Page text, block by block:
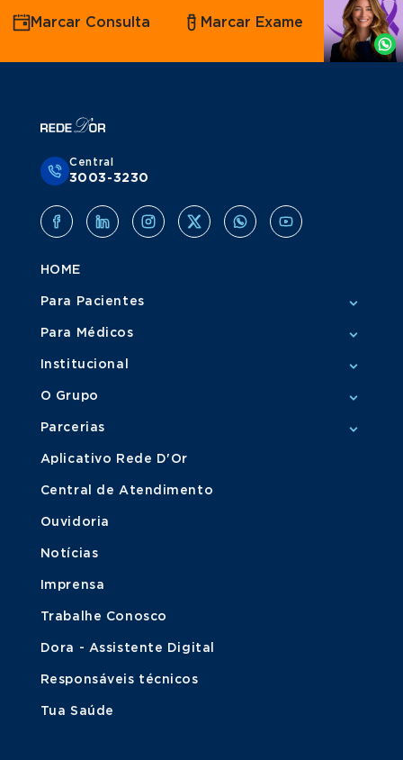
Agende
por
Whatsapp
Marcar Consulta Marcar Exame
Central
3003-3230
HOME
Para Pacientes
Para Médicos
Institucional
O Grupo
Parcerias
Aplicativo Rede D'Or
Central de Atendimento
Ouvidoria
Notícias
Imprensa
Trabalhe Conosco
Dora - Assistente Digital
Responsáveis técnicos
Tua Saúde